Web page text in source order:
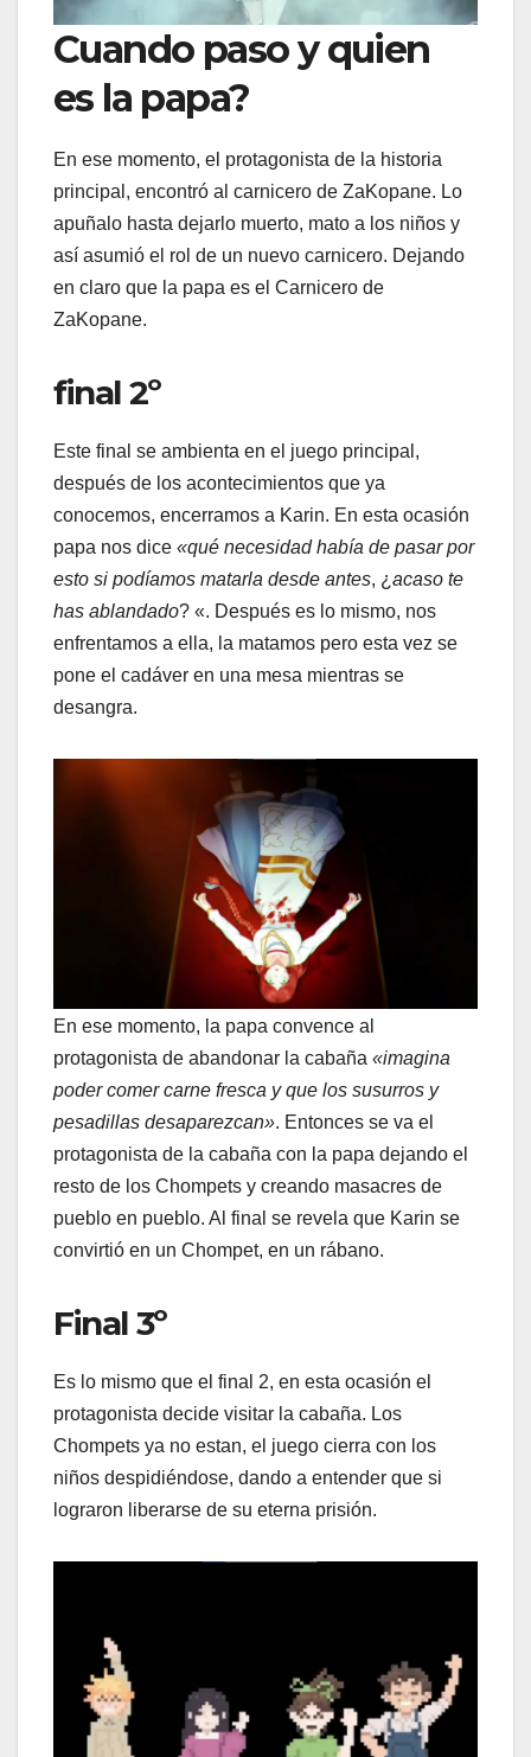
Cuando paso y quien
es la papa?
En ese momento, el protagonista de la historia
principal, encontró al carnicero de ZaKopane. Lo
apuñalo hasta dejarlo muerto, mato a los niños y
así asumió el rol de un nuevo carnicero. Dejando
en claro que la papa es el Carnicero de
ZaKopane.
final 2º
Este final se ambienta en el juego principal,
después de los acontecimientos que ya
conocemos, encerramos a Karin. En esta ocasión
papa nos dice «qué necesidad había de pasar por
esto si podíamos matarla desde antes, ¿ acaso te
has ablandado? «. Después es lo mismo, nos
enfrentamos a ella, la matamos pero esta vez se
pone el cadáver en una mesa mientras se
desangra.
En ese momento, la papa convence al
protagonista de abandonar la cabaña «imagina
poder comer carne fresca y que los susurros y
pesadillas desaparezcan». Entonces se va el
protagonista de la cabaña con la papa dejando el
resto de los Chompets y creando masacres de
pueblo en pueblo. Al final se revela que Karin se
convirtió en un Chompet, en un rábano.
Final 3º
Es lo mismo que el final 2, en esta ocasión el
protagonista decide visitar la cabaña. Los
Chompets ya no estan, el juego cierra con los
niños despidiéndose, dando a entender que si
lograron liberarse de su eterna prisión.